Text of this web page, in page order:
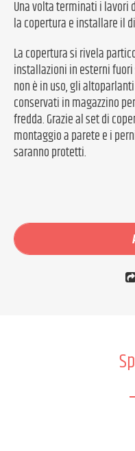
Una volta terminati i lavori
la copertura e installare il
La copertura si rivela
installazioni in esterni
non è in uso, gli
conservati in magazzino
fredda. Grazie al set di
montaggio a parete e i
saranno protetti.